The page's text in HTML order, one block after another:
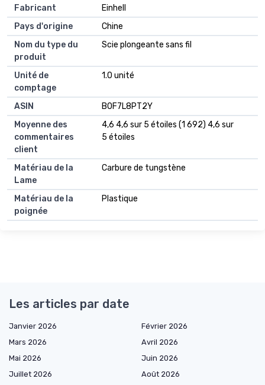
Fabricant
Einhell
Pays d'origine
Chine
Nom du type du
produit
Scie plongeante sans fil
Unité de
comptage
1.0 unité
ASIN
B0F7L8PT2Y
Moyenne des
commentaires
client
4,6 4,6 sur 5 étoiles (1 692) 4,6 sur
5 étoiles
Matériau de la
Lame
Carbure de tungstène
Matériau de la
poignée
Plastique
Les articles par date
Janvier 2026
Février 2026
Mars 2026
Avril 2026
Mai 2026
Juin 2026
Juillet 2026
Août 2026